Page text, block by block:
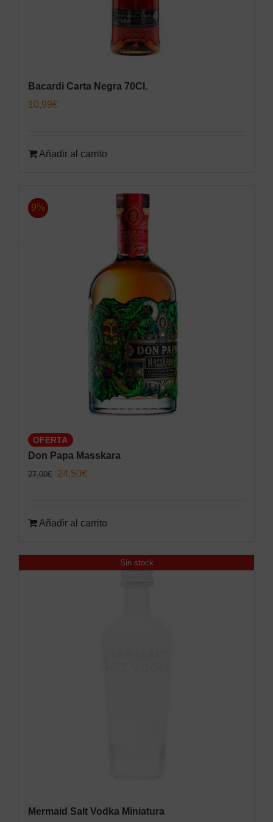
Bacardi Carta Negra 70Cl.
10,99€
Añadir al carrito
9%
OFERTA
Don Papa Masskara
27,00€
El
era:
24,50€
es:
Añadir al carrito
Sin stock
Mermaid Salt Vodka Miniatura